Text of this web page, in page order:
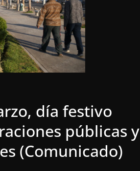
día festivo
públicas y
(Comunicado)